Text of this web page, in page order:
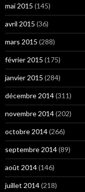
mai 2015 (145)
avril 2015 (36)
mars 2015 (288)
février 2015 (175)
janvier 2015 (284)
décembre 2014(311)
novembre 2014(202)
octobre 2014(266)
septembre 2014(89)
août 2014(146)
juillet 2014(218)